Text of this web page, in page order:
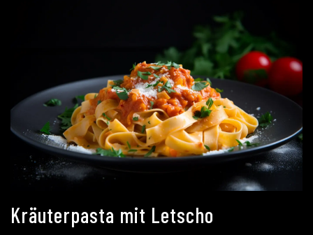
Kräuterpasta mit Letscho